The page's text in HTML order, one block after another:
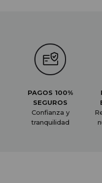
PAGOS 100%
SEGUROS
Confianza y
tranquilidad